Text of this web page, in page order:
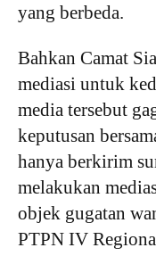
yang berbeda.
Bahkan Camat
mediasi untuk
media tersebut
keputusan
hanya berkirim
melakukan
objek gugatan
PTPN IV